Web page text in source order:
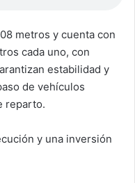
metros y cuenta con
cada uno, con
estabilidad y
de vehículos
reparto.
y una inversión